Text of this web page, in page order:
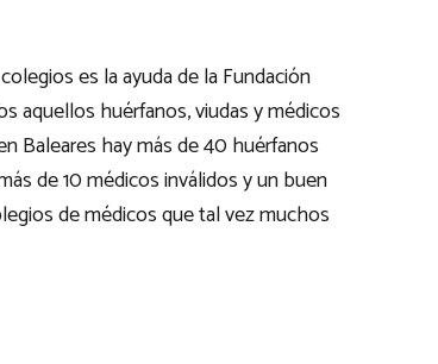
es la ayuda de la Fundación
aquellos huérfanos, viudas y médicos
Baleares hay más de 40 huérfanos
de 10 médicos inválidos y un buen
de médicos que tal vez muchos